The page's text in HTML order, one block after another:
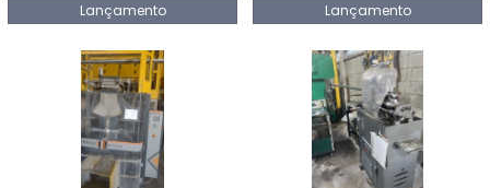
Lançamento Lançamento